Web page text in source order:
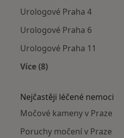
Urologové Praha 4
Urologové Praha 6
Urologové Praha 11
Více (8)
Nejčastěji léčené nemoci
Močové kameny v Praze
Poruchy močení v Praze